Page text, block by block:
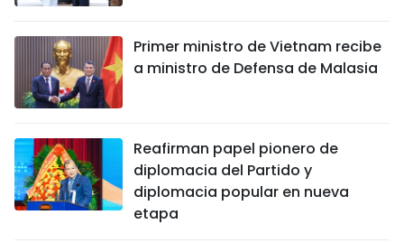
Primer ministro de Vietnam recibe
a ministro de Defensa de Malasia
Reafirman papel pionero de
diplomacia del Partido y
diplomacia popular en nueva
etapa